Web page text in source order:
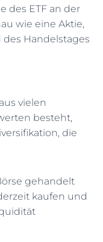
des ETF an der
wie eine Aktie,
Handelstages
vielen
besteht,
die
gehandelt
kaufen und